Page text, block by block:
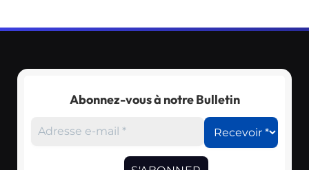
Abonnez-vous à notre Bulletin